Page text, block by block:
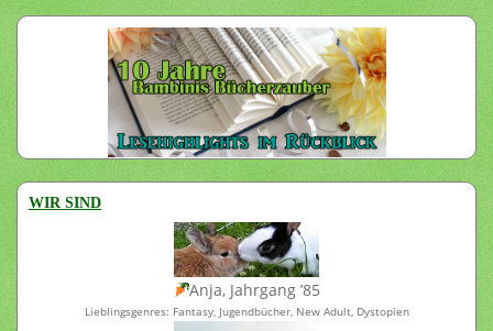
WIR SIND
Anja, Jahrgang ’85
Lieblingsgenres: Fantasy, Jugendbücher, New Adult, Dystopien